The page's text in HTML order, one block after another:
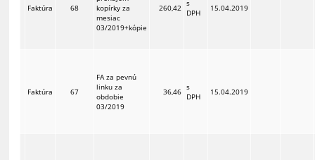
Faktúra 68
kopírky za
mesiac
03/2019+kópie
260,42 s
DPH
15.04.2019
Faktúra 67
FA za pevnú
linku za
obdobie
03/2019
36,46 s
DPH
15.04.2019